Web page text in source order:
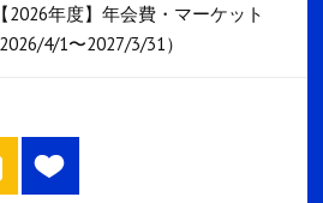
【2026年度】年会費・マーケット
4/1〜2027/3/31）